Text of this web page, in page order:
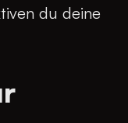
du deine